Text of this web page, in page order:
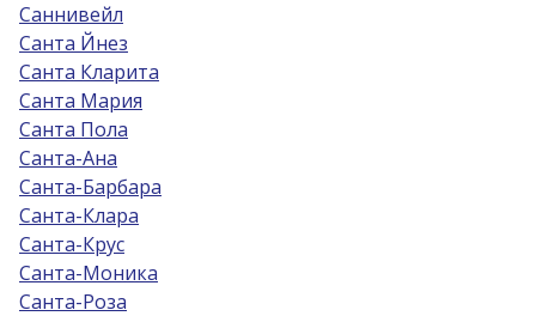
Саннивейл
Санта Йнез
Санта Кларита
Санта Мария
Санта Пола
Санта-Ана
Санта-Барбара
Санта-Клара
Санта-Крус
Санта-Моника
Санта-Роза